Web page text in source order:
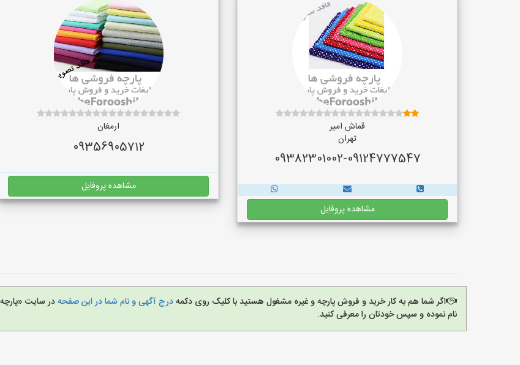
قماش امیر
تهران
09382301002-09124777547
مشاهده پروفایل
ارمغان
09356905712
مشاهده پروفایل
اگر شما هم به کار خرید و فروش پارچه و غیره مشغول هستید با کلیک روی دکمهدرج آگهی و نام شما در این صفحهدر سایت
نام نموده و سپس خودتان را معرفی کنید.